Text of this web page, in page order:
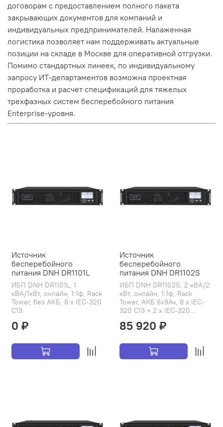
договорам с предоставлением полного пакета
закрывающих документов для компаний и
индивидуальных предпринимателей. Налаженная
логистика позволяет нам поддерживать актуальные
позиции на складе в Москве для оперативной отгрузки.
Помимо стандартных линеек, по индивидуальному
запросу ИТ-департаментов возможна проектная
проработка и расчет спецификаций для тяжелых
трехфазных систем бесперебойного питания
Enterprise-уровня.
Источник
бесперебойного
питания DNH DR1101L
ИБП DNH DR1101L, 1
кВА/1кВт, онлайн, 1:1ф, Rack
Tower, без АКБ, 8 x IEC-320
C13
0 ₽
Источник
бесперебойного
питания DNH DR1102S
ИБП DNH DR1102S, 2 кВА/2
кВт, онлайн, 1:1ф, Rack
Tower, АКБ 6х9Ач, 8 x IEC-
320 C13 + 2 x IEC-320...
85 920 ₽